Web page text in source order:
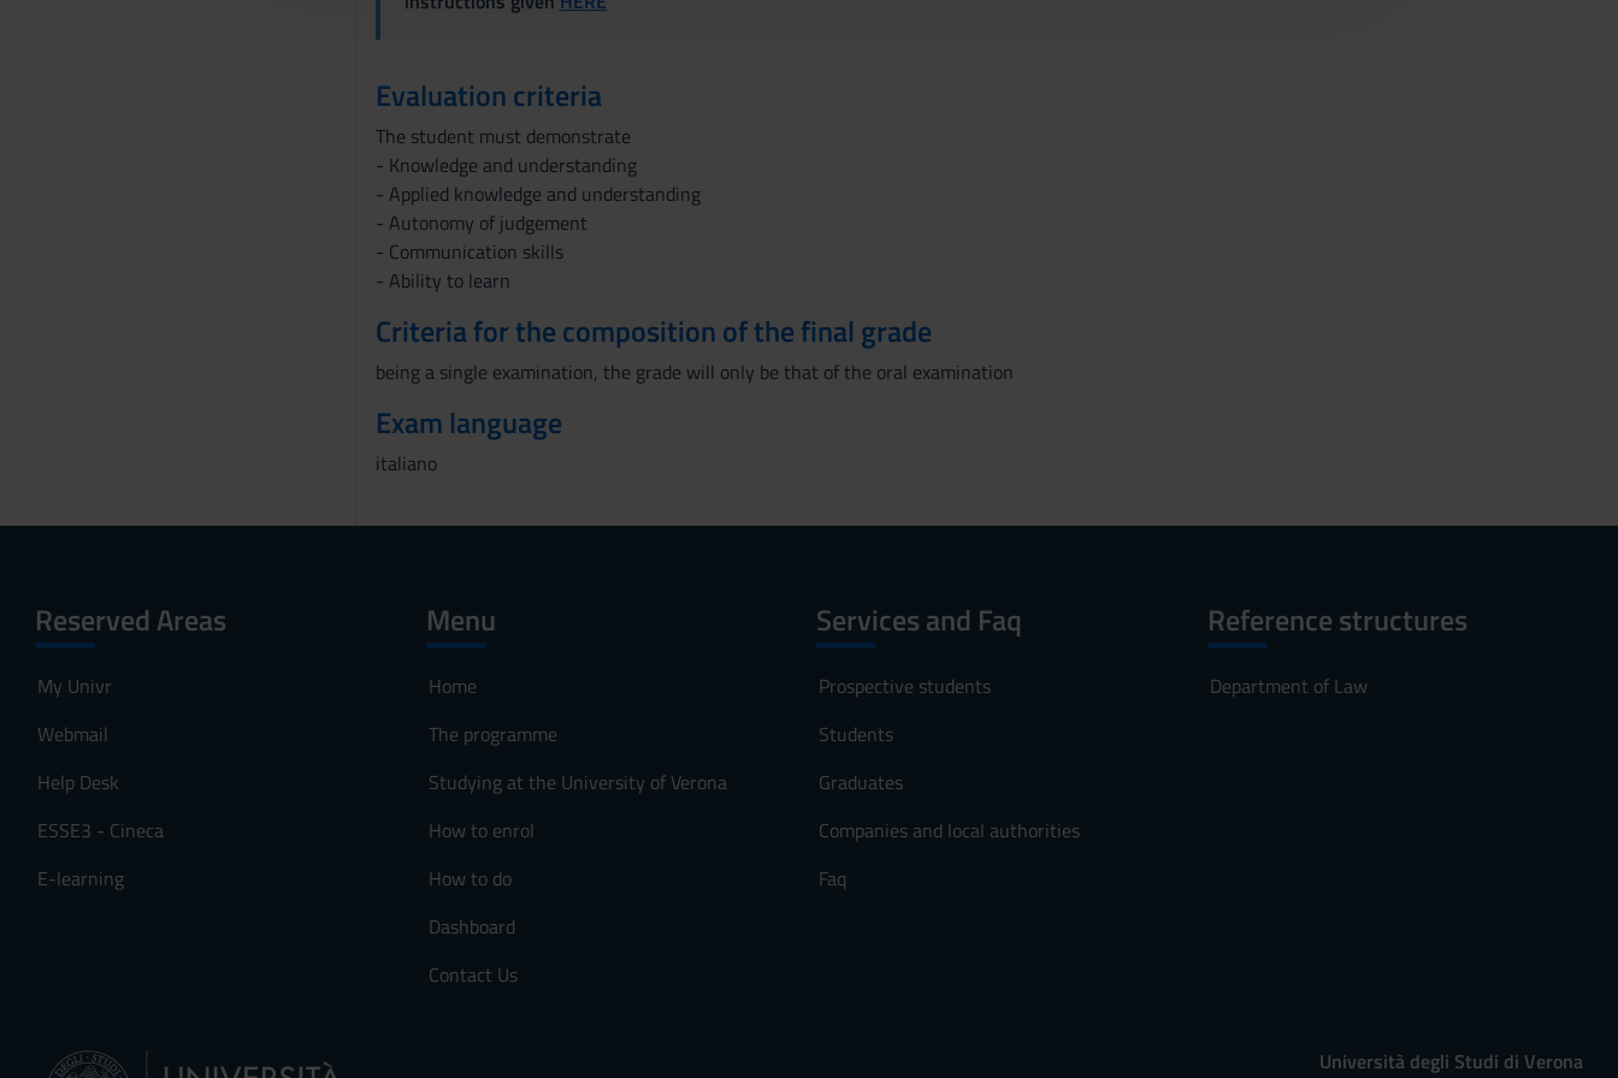
Evaluation criteria
The student must demonstrate
- Knowledge and understanding
- Applied knowledge and understanding
- Autonomy of judgement
- Communication skills
- Ability to learn
Criteria for the composition of the final grade
being a single examination, the grade will only be that of the oral examination
Exam language
italiano
Reserved Areas
My Univr
Webmail
Help Desk
ESSE3 - Cineca
E-learning
Menu
Home
The programme
Studying at the University of Verona
How to enrol
How to do
Dashboard
Contact Us
Services and Faq
Prospective students
Students
Graduates
Companies and local authorities
Faq
Reference structures
Department of Law
Università degli Studi di Verona